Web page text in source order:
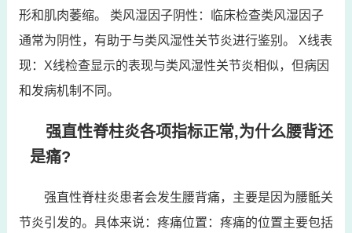
形和肌肉萎缩。 类风湿因子阴性：临床检查类风湿因子
通常为阴性，有助于与类风湿性关节炎进行鉴别。 X线表
现：X线检查显示的表现与类风湿性关节炎相似，但病因
和发病机制不同。
强直性脊柱炎各项指标正常,为什么腰背还
是痛?
强直性脊柱炎患者会发生腰背痛，主要是因为腰骶关
节炎引发的。具体来说：疼痛位置：疼痛的位置主要包括